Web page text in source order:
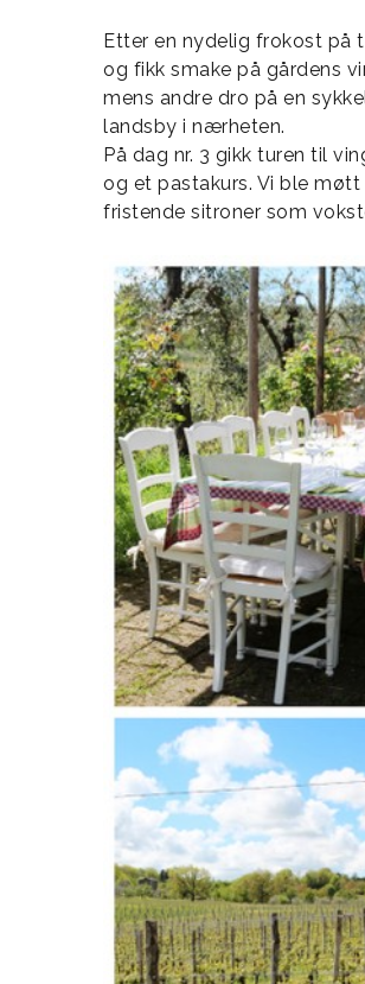
Etter en nydelig frokost på
og fikk smake på gårdens
mens andre dro på en
landsby i nærheten.
På dag nr. 3 gikk turen til
og et pastakurs. Vi ble
fristende sitroner som